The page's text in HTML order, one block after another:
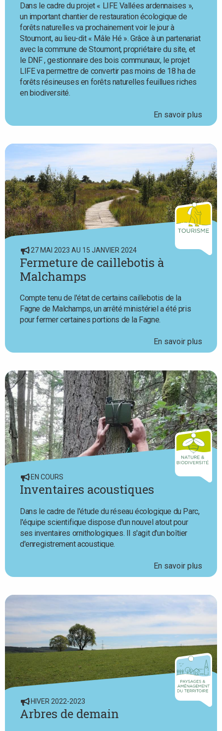
Dans le cadre du projet « LIFE Vallées ardennaises »,
un important chantier de restauration écologique de
forêts naturelles va prochainement voir le jour à
Stoumont, au lieu-dit « Mâle Hé ». Grâce à un partenariat
avec la commune de Stoumont, propriétaire du site, et
le DNF , gestionnaire des bois communaux, le projet
LIFE va permettre de convertir pas moins de 18 ha de
forêts résineuses en forêts naturelles feuillues riches
en biodiversité.
En savoir plus
27 MAI 2023 AU 15 JANVIER 2024
Fermeture de caillebotis à
Malchamps
Compte tenu de l'état de certains caillebotis de la
Fagne de Malchamps, un arrêté ministériel a été pris
pour fermer certaines portions de la Fagne.
En savoir plus
EN COURS
Inventaires acoustiques
Dans le cadre de l'étude du réseau écologique du Parc,
l'équipe scientifique dispose d'un nouvel atout pour
ses inventaires ornithologiques. Il s'agit d'un boîtier
d'enregistrement acoustique.
En savoir plus
HIVER 2022-2023
Arbres de demain